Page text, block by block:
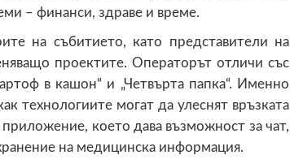
– финанси, здраве и време.
на събитието, като представители на
проектите. Операторът отличи със
в кашон“ и „Четвърта папка“. Именно
технологиите могат да улеснят връзката
което дава възможност за чат,
на медицинска информация.